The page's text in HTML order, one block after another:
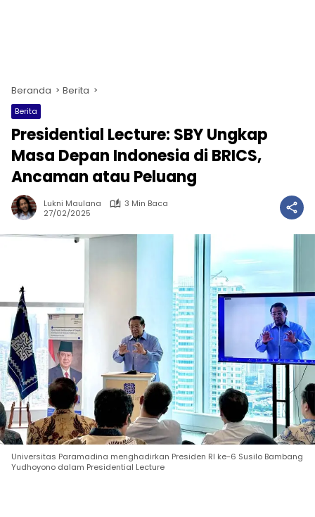
Beranda Berita
Berita
Presidential Lecture: SBY Ungkap
Masa Depan Indonesia di BRICS,
Ancaman atau Peluang
Lukni Maulana
3 Min Baca
27/02/2025
Universitas Paramadina menghadirkan Presiden RI ke-6 Susilo Bambang
Yudhoyono dalam Presidential Lecture